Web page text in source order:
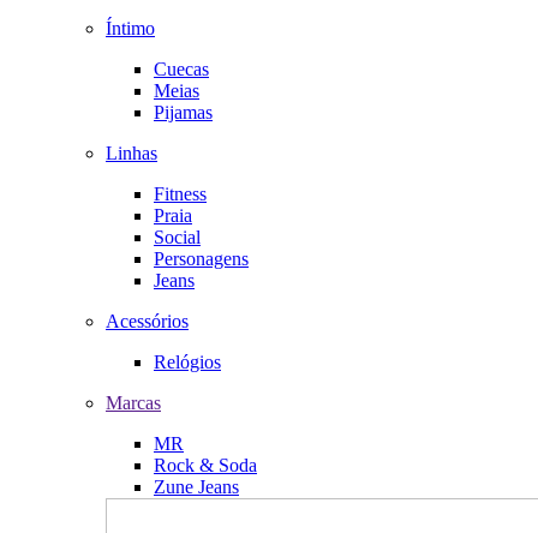
Íntimo
Cuecas
Meias
Pijamas
Linhas
Fitness
Praia
Social
Personagens
Jeans
Acessórios
Relógios
Marcas
MR
Rock & Soda
Zune Jeans